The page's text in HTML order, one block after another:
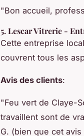
"Bon accueil,
5.Lescar Vitrerie -
Cette entreprise
couvrent tous les
Avis des clients:
"Feu vert de Claye-
travaillent sont de
G. (bien que cet